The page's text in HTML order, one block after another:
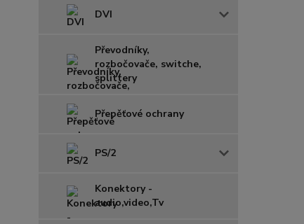
DVI
Převodníky,
rozbočovače, switche,
splittery
Přepěťové ochrany
PS/2
Konektory -
audio,video,Tv